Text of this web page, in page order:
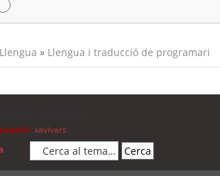
Llengua » Llengua i traducció de programari
cubells xavivars